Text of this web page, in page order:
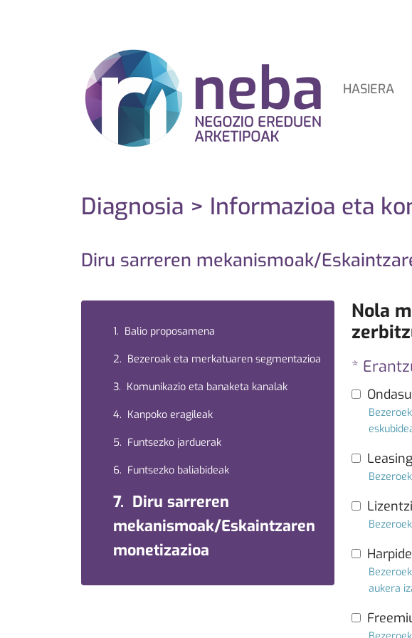
HASIERA
Diagnosia > Informazioa eta
Diru sarreren mekanismoak/
1. Balio proposamena
2. Bezeroak eta merkatuaren segmentazioa
3. Komunikazio eta banaketa kanalak
4. Kanpoko eragileak
5. Funtsezko jarduerak
6. Funtsezko baliabideak
7. Diru sarreren
mekanismoak/Eskaintzaren
monetizazioa
Nola
*
aukera